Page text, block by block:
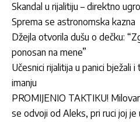
Skandal u rijalitiju – direktno
Sprema se astronomska kazna
Džejla otvorila dušu o dečku:
ponosan na mene”
Učesnici rijalitija u panici bježali
imanju
PROMIJENIO TAKTIKU!
se odvoji od Aleks, pri ruci joj